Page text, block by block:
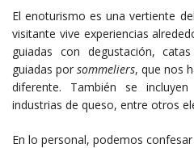
El enoturismo es una vertiente
visitante vive experiencias
guiadas con degustación,
guiadas porsommeliers, que nos
diferente. También se
industrias de queso, entre otros
En lo personal, podemos